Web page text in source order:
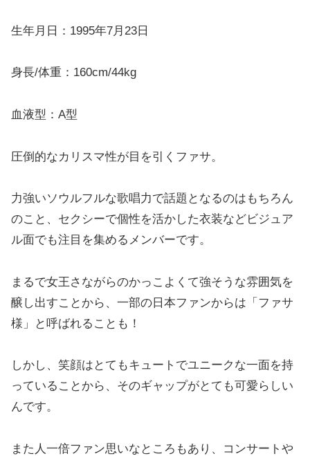
生年月日：1995年7月23日
身長/体重：160cm/44kg
血液型：A型
圧倒的なカリスマ性が目を引くファサ。
力強いソウルフルな歌唱力で話題となるのはもちろん
のこと、セクシーで個性を活かした衣装などビジュア
ル面でも注目を集めるメンバーです。
まるで女王さながらのかっこよくて強そうな雰囲気を
醸し出すことから、一部の日本ファンからは「ファサ
様」と呼ばれることも！
しかし、笑顔はとてもキュートでユニークな一面を持
っていることから、そのギャップがとても可愛らしい
んです。
また人一倍ファン思いなところもあり、コンサートや